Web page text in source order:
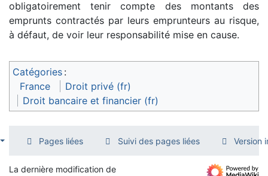
obligatoirement tenir compte des montants des
emprunts contractés par leurs emprunteurs au risque,
à défaut, de voir leur responsabilité mise en cause.
Catégories :
France
Droit privé (fr)
Droit bancaire et financier (fr)
Pages liées Suivi des pages liées Version
La dernière modification de